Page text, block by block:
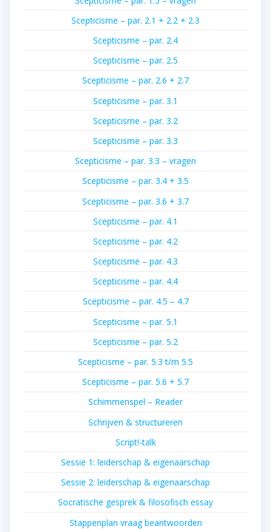
Scepticisme – par. 2.1 + 2.2 + 2.3
Scepticisme – par. 2.4
Scepticisme – par. 2.5
Scepticisme – par. 2.6 + 2.7
Scepticisme – par. 3.1
Scepticisme – par. 3.2
Scepticisme – par. 3.3
Scepticisme – par. 3.3 – vragen
Scepticisme – par. 3.4 + 3.5
Scepticisme – par. 3.6 + 3.7
Scepticisme – par. 4.1
Scepticisme – par. 4.2
Scepticisme – par. 4.3
Scepticisme – par. 4.4
Scepticisme – par. 4.5 – 4.7
Scepticisme – par. 5.1
Scepticisme – par. 5.2
Scepticisme – par. 5.3 t/m 5.5
Scepticisme – par. 5.6 + 5.7
Schimmenspel – Reader
Schrijven & structureren
Script!-talk
Sessie 1: leiderschap & eigenaarschap
Sessie 2: leiderschap & eigenaarschap
Socratische gesprek & filosofisch essay
Stappenplan vraag beantwoorden